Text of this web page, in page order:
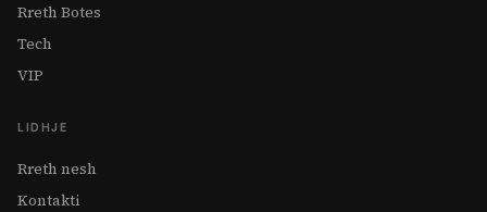
Rreth Botes
Tech
VIP
LIDHJE
Rreth nesh
Kontakti